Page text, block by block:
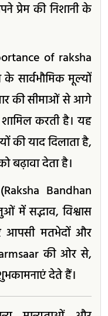
प्रेम की निशानी के
of raksha
सार्वभौमिक मूल्यों
की सीमाओं से आगे
करती है। यह
की याद दिलाता है,
बढ़ावा देता है।
Bandhan
में सद्भाव, विश्वास
आपसी मतभेदों और
की ओर से,
देते हैं।